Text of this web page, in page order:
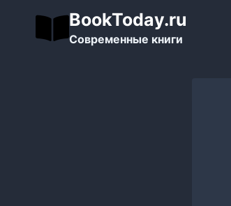
содержимому
BookToday.ru
Современные книги